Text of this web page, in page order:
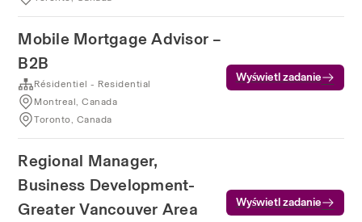
Mobile Mortgage Advisor –
B2B
Résidentiel - Residential
Montreal, Canada
Toronto, Canada
Wyświetl zadanie
Regional Manager,
Business Development-
Greater Vancouver Area
Wyświetl zadanie